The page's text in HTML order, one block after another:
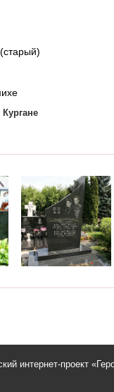
интернет-проект